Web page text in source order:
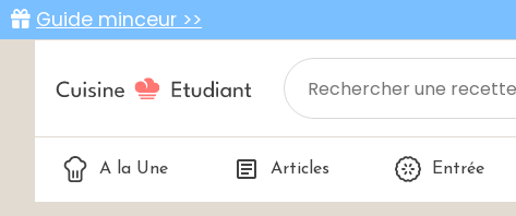
Guide minceur >>
A la Une Articles Entrée